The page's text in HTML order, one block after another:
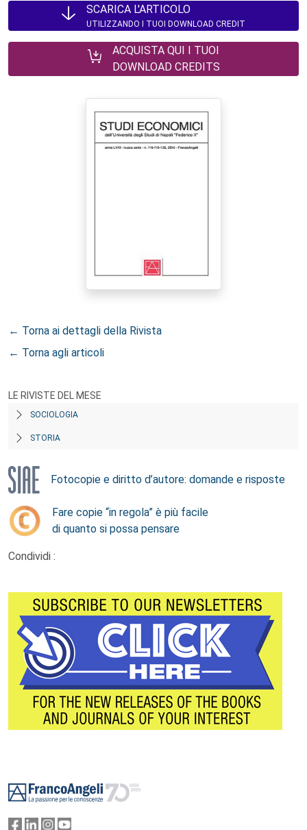
SCARICA L'ARTICOLO
UTILIZZANDO I TUOI DOWNLOAD CREDIT
ACQUISTA QUI I TUOI
DOWNLOAD CREDITS
← Torna ai dettagli della Rivista
← Torna agli articoli
LE RIVISTE DEL MESE
SOCIOLOGIA
STORIA
Fotocopie e diritto d’autore: domande e risposte
Fare copie “in regola” è più facile
di quanto si possa pensare
Condividi :